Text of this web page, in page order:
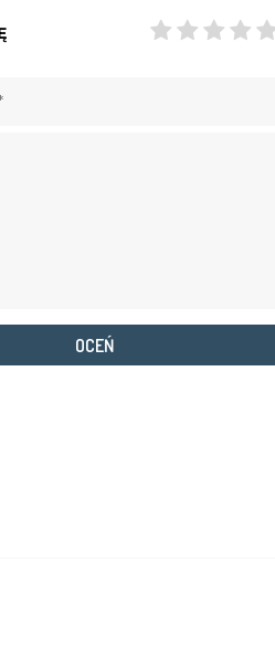
OCEŃ